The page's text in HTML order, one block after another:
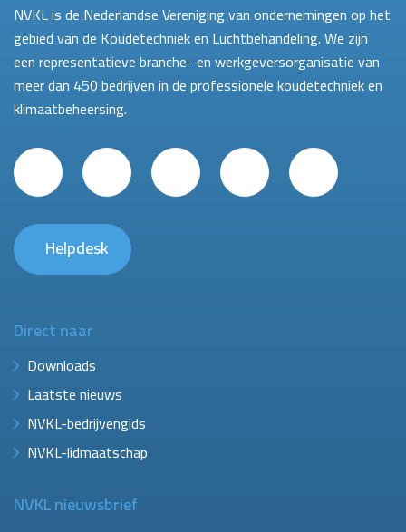
NVKL is de Nederlandse Vereniging van ondernemingen op het
gebied van de Koudetechniek en Luchtbehandeling. We zijn
een representatieve branche- en werkgeversorganisatie van
meer dan 450 bedrijven in de professionele koudetechniek en
klimaatbeheersing.
Helpdesk
Direct naar
Downloads
Laatste nieuws
NVKL-bedrijvengids
NVKL-lidmaatschap
NVKL nieuwsbrief